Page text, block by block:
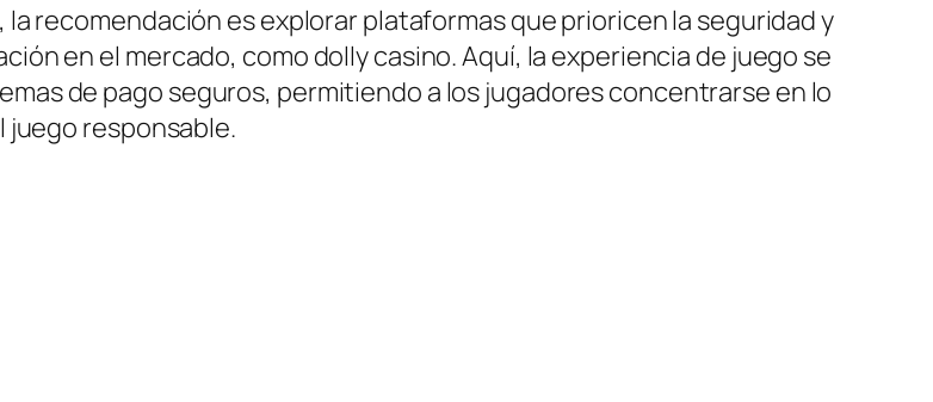
recomendación es explorar plataformas que prioricen la seguridad y
en el mercado, como dolly casino. Aquí, la experiencia de juego se
de pago seguros, permitiendo a los jugadores concentrarse en lo
juego responsable.